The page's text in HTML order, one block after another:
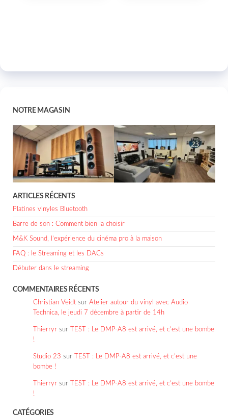
NOTRE MAGASIN
ARTICLES RÉCENTS
Platines vinyles Bluetooth
Barre de son : Comment bien la choisir
M&K Sound, l’expérience du cinéma pro à la maison
FAQ : le Streaming et les DACs
Débuter dans le streaming
COMMENTAIRES RÉCENTS
Christian Veidt sur Atelier autour du vinyl avec Audio
Technica, le jeudi 7 décembre à partir de 14h
Thierryr sur
TEST : Le DMP-A8 est arrivé, et c’est une bombe
!
Studio 23 sur
TEST : Le DMP-A8 est arrivé, et c’est une
bombe !
Thierryr sur
TEST : Le DMP-A8 est arrivé, et c’est une bombe
!
CATÉGORIES